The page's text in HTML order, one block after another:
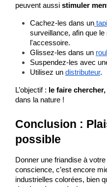
peuvent aussi stimuler
Cachez-les dans un
surveillance, afin que
l'accessoire.
Glissez-les dans un
Suspendez-les avec
Utilisez un distributeur.
L’objectif : le faire
dans la nature !
Conclusion :
possible
Donner une friandise à
conscience, c’est encore